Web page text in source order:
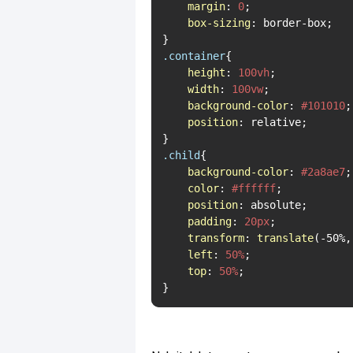
margin: 0;
box-sizing: border-box;
.container{
height : 100vh;
width: 100vw;
background-color: #101010;
position: relative;
.child{
background-color: #2a8ae7;
color: #ffffff;
position: absolute;
padding: 20px;
transform: translate(-
left : 50%;
top: 50%;
}